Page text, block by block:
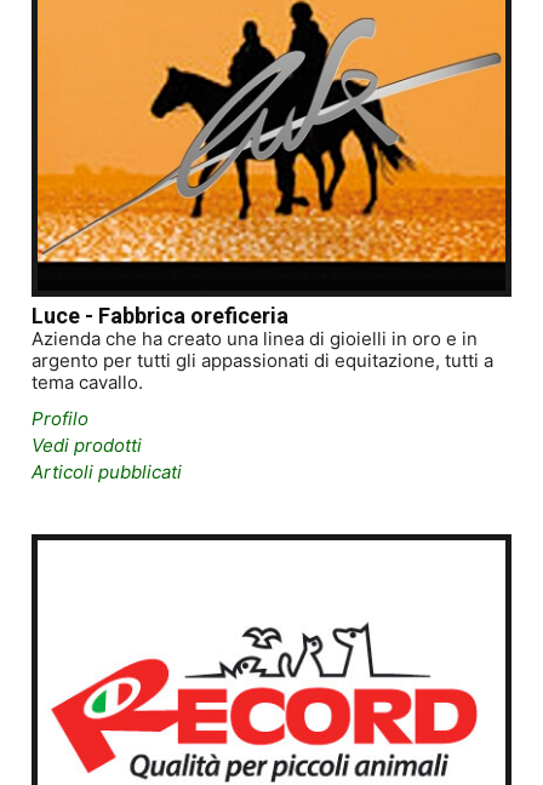
Luce - Fabbrica oreficeria
Azienda che ha creato una linea di gioielli in oro e in
argento per tutti gli appassionati di equitazione, tutti a
tema cavallo.
Profilo
Vedi prodotti
Articoli pubblicati